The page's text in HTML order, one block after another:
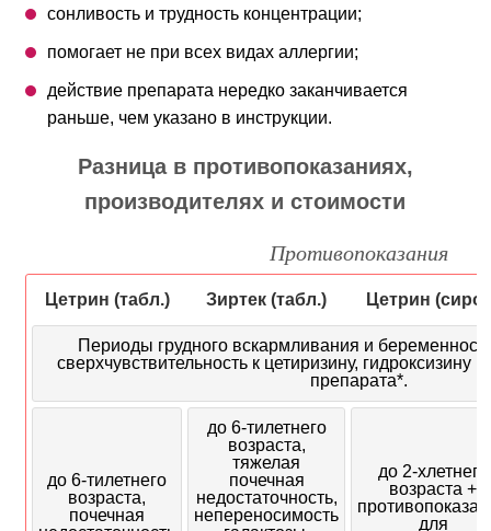
сонливость и трудность концентрации;
помогает не при всех видах аллергии;
действие препарата нередко заканчивается
раньше, чем указано в инструкции.
Разница в противопоказаниях,
производителях и стоимости
Противопоказания
Цетрин (табл.) Зиртек (табл.) Цетрин
Периоды грудного вскармливания и
сверхчувствительность к цетиризину, гидроксизину
препарата*.
до 6-тилетнего
возраста,
почечная
до 6-тилетнего
возраста,
тяжелая
почечная
недостаточность,
непереносимость
до 2-хлетнего
возраста +
для